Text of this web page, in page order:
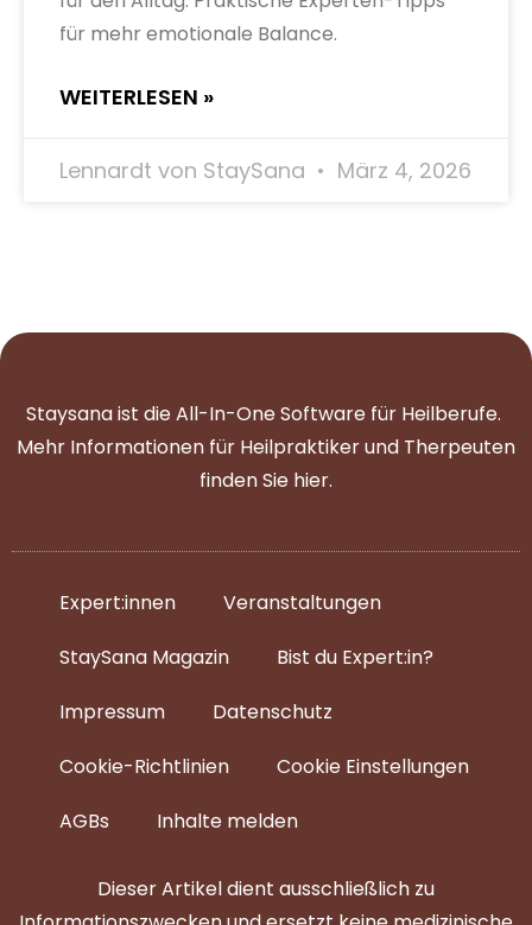
für mehr emotionale Balance.
WEITERLESEN »
Lennardt von StaySana März 4, 2026
Staysana ist die All-In-One Software für Heilberufe.
Mehr Informationen für Heilpraktiker und Therpeuten
finden Sie hier.
Expert:innen
Veranstaltungen
StaySana Magazin​
Bist du Expert:in?
Impressum
Datenschutz
Cookie-Richtlinien
Cookie Einstellungen
AGBs
Inhalte melden
Dieser Artikel dient ausschließlich zu